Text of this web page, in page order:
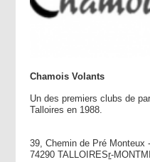
Chamois Volants
Un des premiers clubs de
Talloires en 1988.
39, Chemin de Pré Monteux
74290 TALLOIRESr-